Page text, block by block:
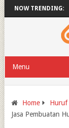
NOW TRENDING:
PLANG NAMA
Menu
Home
Huruf
Jasa Pembuatan